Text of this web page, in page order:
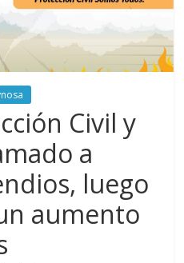
Civil y
a
luego
aumento